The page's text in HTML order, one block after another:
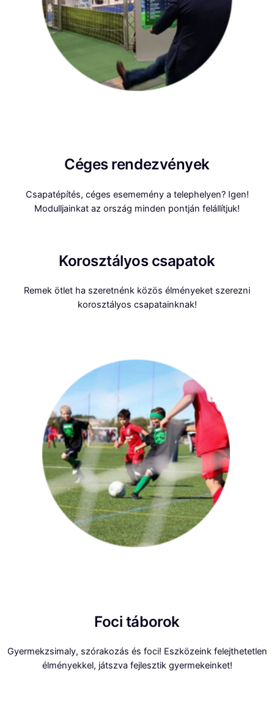
Céges rendezvények
Csapatépítés, céges esememény a telephelyen? Igen!
Modulljainkat az ország minden pontján felállítjuk!
Korosztályos csapatok
Remek ötlet ha szeretnénk közös élményeket szerezni
korosztályos csapatainknak!
Foci táborok
Gyermekzsimaly, szórakozás és foci! Eszközeink felejthetetlen
élményekkel, játszva fejlesztik gyermekeinket!